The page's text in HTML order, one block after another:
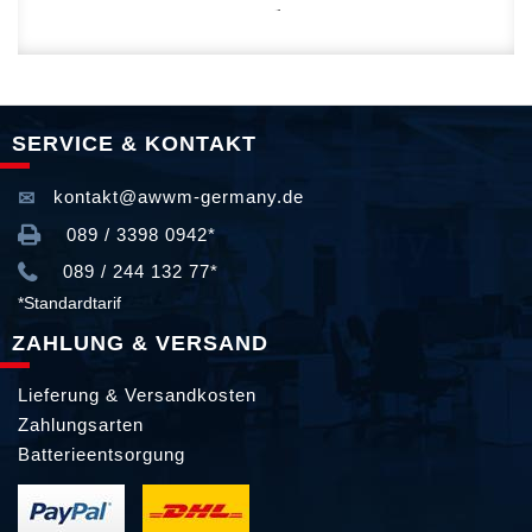
SERVICE & KONTAKT
kontakt@awwm-germany.de
089 / 3398 0942*
089 / 244 132 77*
*Standardtarif
ZAHLUNG & VERSAND
Lieferung & Versandkosten
Zahlungsarten
Batterieentsorgung